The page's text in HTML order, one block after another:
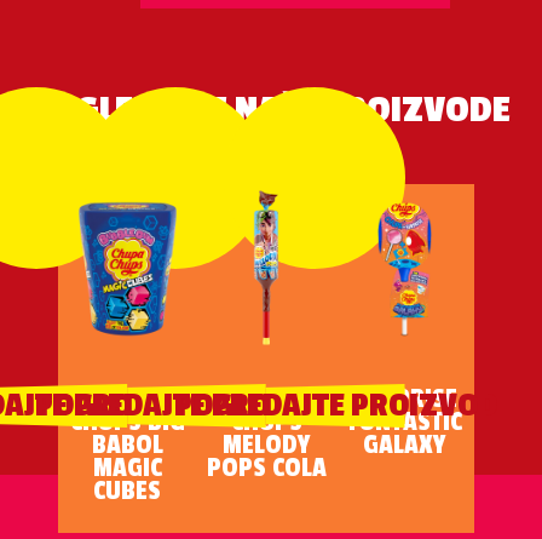
POGLEDAJTE NAŠE PROIZVODE
CHUPA
CHUPS BIG
BABOL
MAGIC
CUBES
PROIZVOD CHUPA
CHUPS
MELODY
POPS COLA
POGLEDAJTE PROIZVODSURPRISE
FUNTASTIC
GALAXY
POGLEDAJTE PROIZVOD